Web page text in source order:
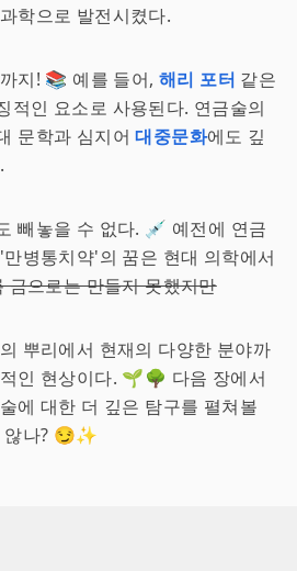
학으로 발전시켰다.
까지! 📚 예를 들어,해리 포터 같은
적인 요소로 사용된다. 연금술의
문학과 심지어대중문화에도 깊
빼놓을 수 없다. 💉 예전에 연금
병통치약'의 꿈은 현대 의학에서
금으로는 만들지 못했지만
뿌리에서 현재의 다양한 분야까
인 현상이다. 🌱🌳 다음 장에서
에 대한 더 깊은 탐구를 펼쳐볼
않나? 😏✨